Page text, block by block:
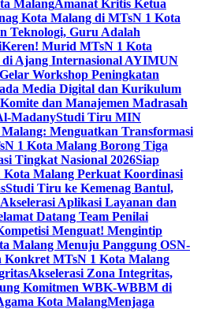
MalangAmanat Kritis Ketua
Kota Malang di MTsN 1 Kota
Teknologi, Guru Adalah
Keren! Murid MTsN 1 Kota
di Ajang Internasional AYIMUN
Workshop Peningkatan
Media Digital dan Kurikulum
dan Manajemen Madrasah
MadanyStudi Tiru MIN
Menguatkan Transformasi
1 Kota Malang Borong Tiga
Tingkat Nasional 2026Siap
Kota Malang Perkuat Koordinasi
Studi Tiru ke Kemenag Bantul,
Aplikasi Layanan dan
Datang Team Penilai
Menguat! Mengintip
Malang Menuju Panggung OSN-
Konkret MTsN 1 Kota Malang
Akselerasi Zona Integritas,
Komitmen WBK-WBBM di
Kota MalangMenjaga